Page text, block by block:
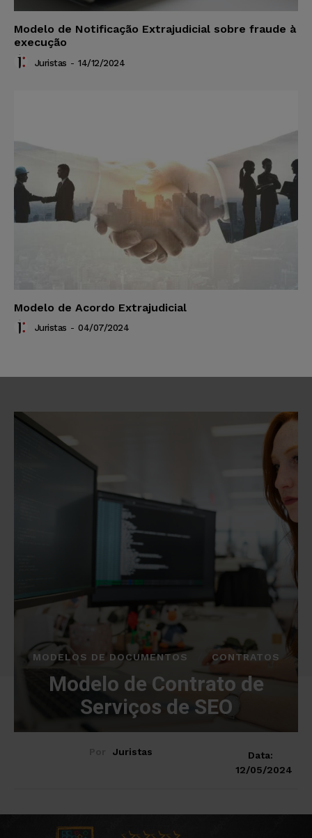
Modelo de Notificação Extrajudicial sobre fraude à
execução
Juristas - 14/12/2024
Modelo de Acordo Extrajudicial
Juristas - 04/07/2024